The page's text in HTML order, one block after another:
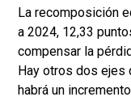
La recomposición
a 2024, 12,33
compensar la
Hay otros dos ejes
habrá un